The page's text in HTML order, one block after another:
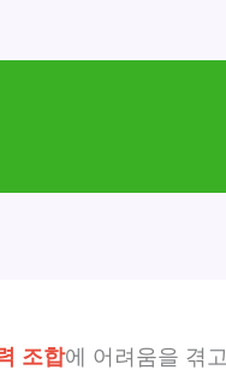
조합에 어려움을 겪고